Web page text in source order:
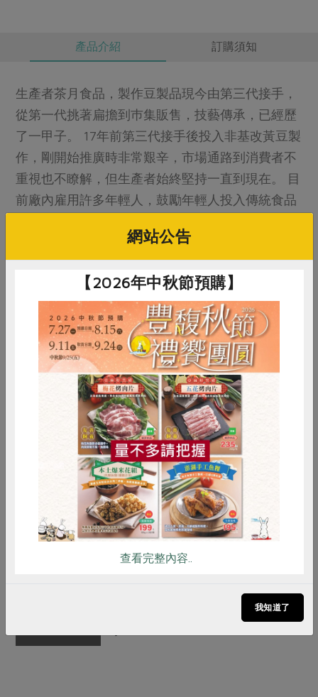
產品介紹 訂購須知
生產者茶月食品，製作豆製品現今由第三代接手，
從第一代挑著扁擔到巿集販售，技藝傳承，已經歷
了一甲子。 17年前第三代接手後投入非基改黃豆製
作，剛開始推廣時非常艱辛，市場通路到消費者不
重視也不瞭解，但生產者始終堅持一直到現在。 目
前廠內雇用許多年輕人，鼓勵年輕人投入傳統食品
產品規格(*為合作社指定原料)
產品名稱 有機豆干(茶月)-300克/包
農友/生產者 茶月食品有限公司
產地/原產地 台灣
淨重/數量 300±9公克
水、有機黃豆(加拿大、美國)、凝固
劑(硫酸鈣、氯化鎂)
30天，在未開封前在3℃下可保存天
數，開封後三日內儘速食用
注意事項
本品含有大豆，不適合其過敏體質者
食用
有機驗證證書字號: 1-009-210089
驗證機構: 慈心有機驗證股份有限公
RPET 食譜 減硝酸鹽
雞蛋 食安 共同購買
網站公告
【2026年中秋節預購】
查看完整內容..
我知道了